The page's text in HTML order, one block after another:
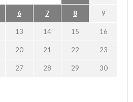
6 7 8 9
13 14 15 16
20 21 22 23
27 28 29 30